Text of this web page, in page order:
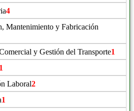
4
Mantenimiento y Fabricación
y Gestión del Transporte1
1
Laboral2
1